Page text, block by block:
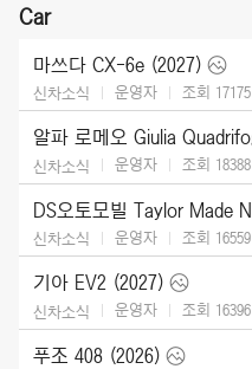
Car
마쓰다 CX-6e (2027)
신차소식 운영자 조회 17175
신차소식 운영자 조회 18388
신차소식 운영자 조회 16559
기아 EV2 (2027)
신차소식 운영자 조회 16396
푸조 408 (2026)